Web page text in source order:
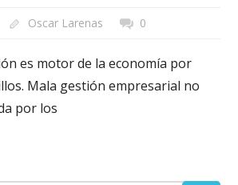
Oscar Larenas 0
es motor de la economía por
Mala gestión empresarial no
por los